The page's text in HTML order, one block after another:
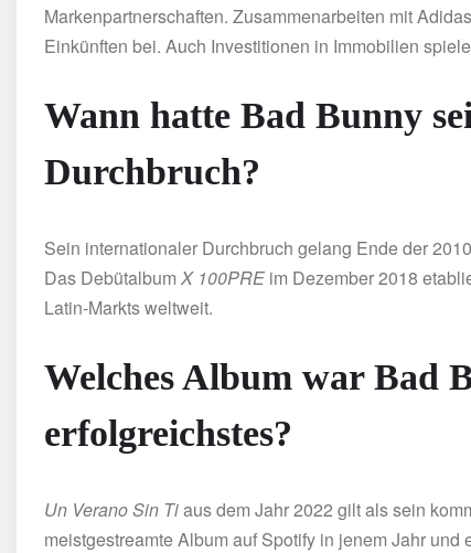
Markenpartnerschaften. Zusammenarbeiten mit
Einkünften bei. Auch Investitionen in Immobilien
Wann hatte Bad Bunny
Durchbruch?
Sein internationaler Durchbruch gelang Ende der
Das Debütalbum X 100PRE im Dezember 2018
Latin-Markts weltweit.
Welches Album war Bad
erfolgreichstes?
Un Verano Sin Tiaus dem Jahr 2022 gilt als sein
meistgestreamte Album auf Spotify in jenem Jahr